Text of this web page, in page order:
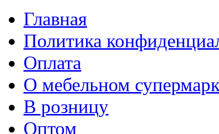
Главная
Политика
Оплата
О мебельном
В розницу
Оптом